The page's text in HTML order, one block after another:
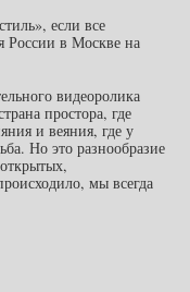
если все
России в Москве на
видеоролика
простора, где
и веяния, где у
Но это разнообразие
мы всегда